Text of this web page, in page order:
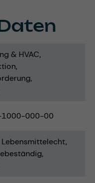
& HVAC
000-00
Lebensmittelecht